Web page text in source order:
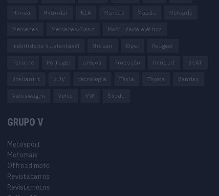
Honda Hyundai KIA Marcas Mazda Mercado
Mercedes Mercedes-Benz Mobilidade elétrica
mobilidade sustentável Nissan Opel Peugeot
Porsche Portugal preços Produção Renault SEAT
Stellantis SUV tecnologia Tesla Toyota Vendas
Volkswagen Volvo VW Škoda
GRUPO V
Motosport
Motomais
Offroad moto
Revistacarros
Revistamotos